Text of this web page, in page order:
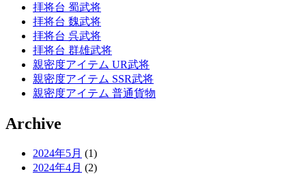
拝将台 蜀武将
拝将台 魏武将
拝将台 呉武将
拝将台 群雄武将
親密度アイテム UR武将
親密度アイテム SSR武将
親密度アイテム 普通貨物
Archive
2024年5月 (1)
2024年4月 (2)